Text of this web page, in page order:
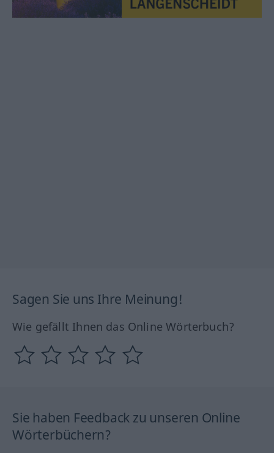
Sagen Sie uns Ihre Meinung!
Wie gefällt Ihnen das Online Wörterbuch?
Sie haben Feedback zu unseren Online
Wörterbüchern?